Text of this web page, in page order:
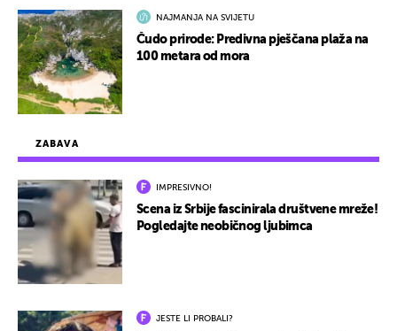
ZABAVA
IMPRESIVNO!
Scena iz Srbije fascinirala društvene mreže!
Pogledajte neobičnog ljubimca
JESTE LI PROBALI?
NAJMANJA NA SVIJETU
Čudo prirode: Predivna pješčana plaža na
100 metara od mora